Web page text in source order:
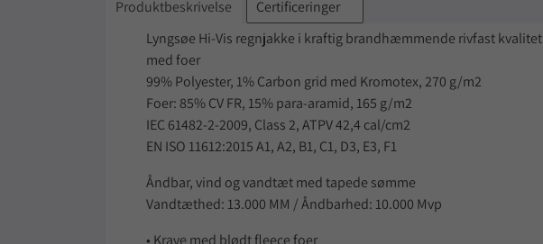
Produktbeskrivelse
Certificeringer
Lyngsøe Hi-Vis regnjakke i kraftig brandhæmmende rivfast kvalitet
med foer
99% Polyester, 1% Carbon grid med Kromotex, 270 g/m2
Foer: 85% CV FR, 15% para-aramid, 165 g/m2
IEC 61482-2-2009, Class 2, ATPV 42,4 cal/cm2
EN ISO 11612:2015 A1, A2, B1, C1, D3, E3, F1
Åndbar, vind og vandtæt med tapede sømme
Vandtæthed: 13.000 MM / Åndbarhed: 10.000 Mvp
• Krave med blødt fleece foer